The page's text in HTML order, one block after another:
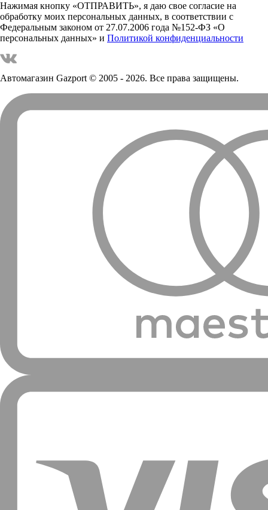
Нажимая кнопку «ОТПРАВИТЬ», я даю свое согласие на
обработку моих персональных данных, в соответствии с
Федеральным законом от 27.07.2006 года №152-ФЗ «О
персональных данных» и Политикой конфиденциальности
Автомагазин Gazport© 2005 - 2026. Все права защищены.